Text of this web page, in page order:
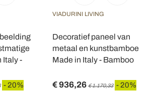
Italy -
- 20%
VIADURINI LIVING
Decoratief paneel van
metaal en kunstbamboe
Made in Italy - Bamboo
€ 936,26 € 1.170,33 - 20%